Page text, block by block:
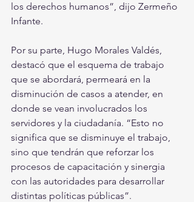
los derechos humanos”, dijo Zermeño
Infante.
Por su parte, Hugo Morales Valdés,
destacó que el esquema de trabajo
que se abordará, permeará en la
disminución de casos a atender, en
donde se vean involucrados los
servidores y la ciudadanía. “Esto no
significa que se disminuye el trabajo,
sino que tendrán que reforzar los
procesos de capacitación y sinergia
con las autoridades para desarrollar
distintas políticas públicas”.